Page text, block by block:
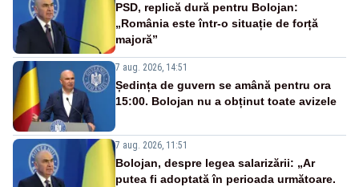
PSD, replică dură pentru Bolojan:
„România este într-o situație de forță
majoră”
7 aug. 2026, 14:51
Ședința de guvern se amână pentru ora
15:00. Bolojan nu a obținut toate avizele
7 aug. 2026, 11:51
Bolojan, despre legea salarizării: „Ar
putea fi adoptată în perioada următoare.